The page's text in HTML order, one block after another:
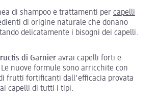
di shampoo e trattamenti per capelli
di origine naturale che donano
delicatamente i bisogni dei capelli.
di Garnier avrai capelli forti e
nuove formule sono arricchite con
frutti fortificanti dall'efficacia provata
capelli di tutti i tipi.